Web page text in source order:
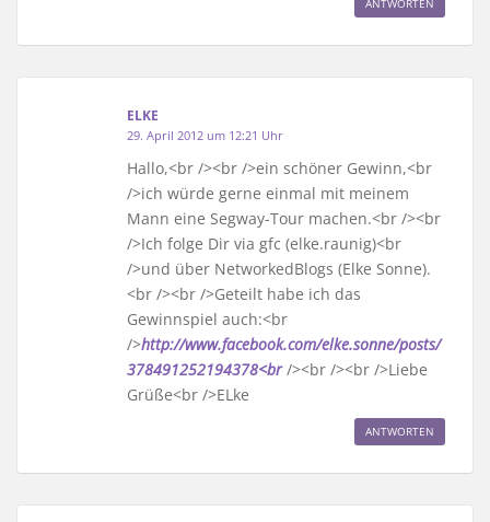
ELKE
29. April 2012 um 12:21 Uhr
Hallo,<br /><br />ein schöner Gewinn,<br
/>ich würde gerne einmal mit meinem
Mann eine Segway-Tour machen.<br /><br
/>Ich folge Dir via gfc (elke.raunig)<br
/>und über NetworkedBlogs (Elke Sonne).
<br /><br />Geteilt habe ich das
Gewinnspiel auch:<br
/>http://www.facebook.com/elke.sonne/posts/
378491252194378<br/><br /><br />Liebe
Grüße<br />ELke
ANTWORTEN